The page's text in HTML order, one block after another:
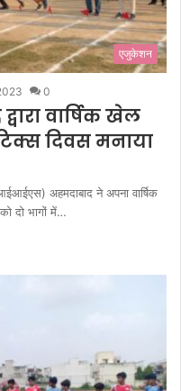
एजुकेशन
0
वार्षिक खेल
दिवस मनाया
अहमदाबाद ने अपना वार्षिक
दो भागों में…